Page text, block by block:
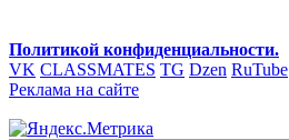
Политикой конфиденциальности.
VK CLASSMATES TG Dzen RuTube
Реклама на сайте